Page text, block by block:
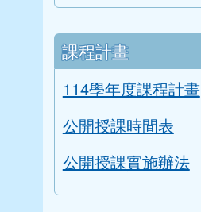
課程計畫
114學年度課程計畫
公開授課時間表
公開授課實施辦法